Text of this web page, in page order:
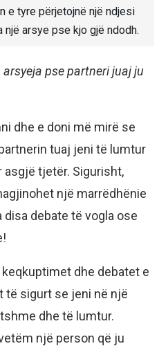
e tyre përjetojnë një ndjesi
një arsye pse kjo gjë ndodh.
pse partneri juaj ju
dhe e doni më mirë se
tuaj jeni të lumtur
asgjë tjetër. Sigurisht,
një marrëdhënie
disa debate të vogla ose
dhe debatet e
të sigurt se jeni në një
dhe të lumtur.
një person që ju